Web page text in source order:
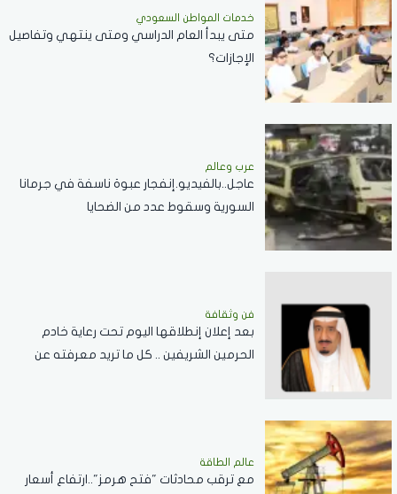
خدمات المواطن السعودي
‏متى يبدأ العام الدراسي ومتى ينتهي وتفاصيل
الإجازات؟
عرب وعالم
عاجل..بالفيديو.إنفجار عبوة ناسفة في جرمانا
السورية وسقوط عدد من الضحايا
فن وثقافة
بعد إعلان إنطلاقها اليوم تحت رعاية خادم
الحرمين الشريفين .. كل ما تريد معرفته عن
عالم الطاقة
مع ترقب محادثات "فتح هرمز"..ارتفاع أسعار